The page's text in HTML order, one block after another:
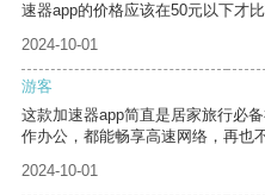
速器app的价格应该在50元以下才比
2024-10-01
游客
这款加速器app简直是居家旅行必
作办公，都能畅享高速网络，再也
2024-10-01